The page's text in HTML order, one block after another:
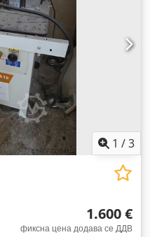
1 /3
1.600 €
фиксна цена додава се ДДВ